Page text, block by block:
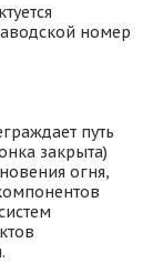
номер
путь
закрыта)
огня,